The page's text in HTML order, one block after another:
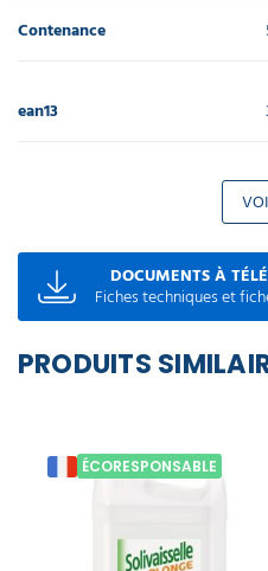
Contenance
ean13
DOCUMENTS À
Fiches techniques et
PRODUITS
ÉCORESPONSABLE